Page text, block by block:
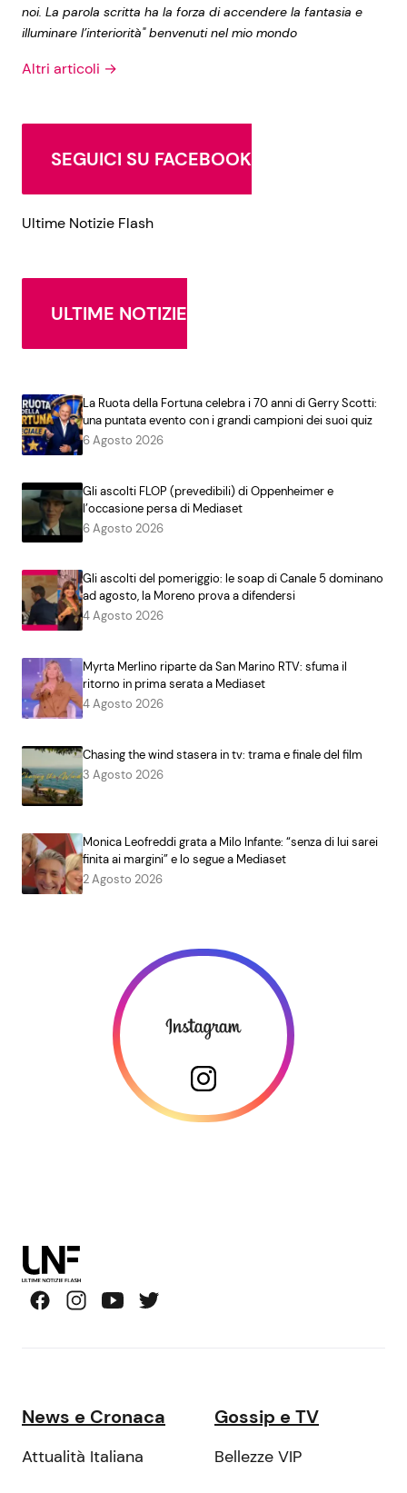
noi. La parola scritta ha la forza di accendere la fantasia e
illuminare l’interiorità" benvenuti nel mio mondo
Altri articoli →
SEGUICI SU FACEBOOK
Ultime Notizie Flash
ULTIME NOTIZIE
La Ruota della Fortuna celebra i 70 anni di Gerry Scotti:
una puntata evento con i grandi campioni dei suoi quiz
6 Agosto 2026
Gli ascolti FLOP (prevedibili) di Oppenheimer e
l’occasione persa di Mediaset
6 Agosto 2026
Gli ascolti del pomeriggio: le soap di Canale 5 dominano
ad agosto, la Moreno prova a difendersi
4 Agosto 2026
Myrta Merlino riparte da San Marino RTV: sfuma il
ritorno in prima serata a Mediaset
4 Agosto 2026
Chasing the wind stasera in tv: trama e finale del film
3 Agosto 2026
Monica Leofreddi grata a Milo Infante: “senza di lui sarei
finita ai margini” e lo segue a Mediaset
2 Agosto 2026
News e Cronaca
Attualità Italiana
Gossip e TV
Bellezze VIP